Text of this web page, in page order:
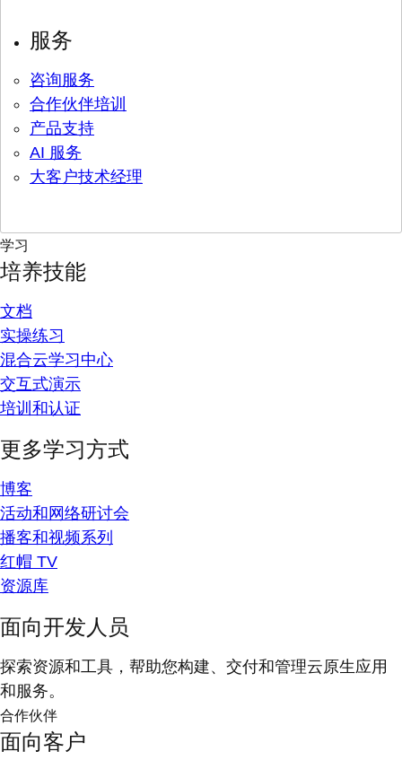
服务
咨询服务
合作伙伴培训
产品支持
AI 服务
大客户技术经理
学习
培养技能
文档
实操练习
混合云学习中心
交互式演示
培训和认证
更多学习方式
博客
活动和网络研讨会
播客和视频系列
红帽 TV
资源库
面向开发人员
探索资源和工具，帮助您构建、交付和管理云原生应用
和服务。
合作伙伴
面向客户